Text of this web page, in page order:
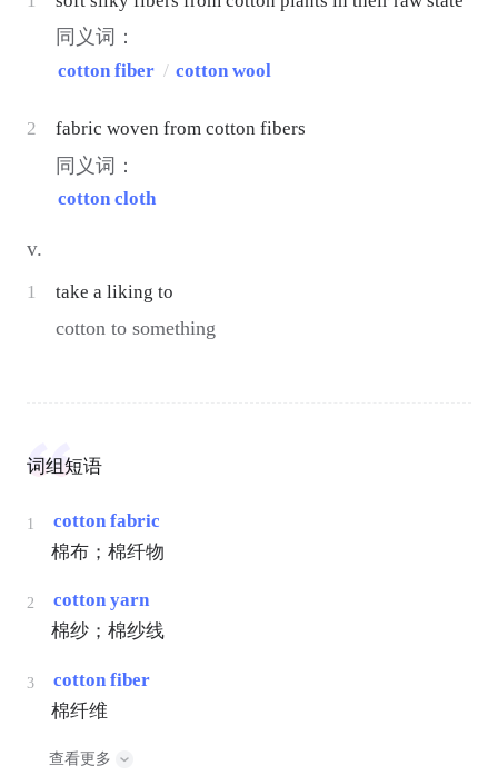
同义词：
cotton fiber / cotton wool
2 fabric woven from cotton fibers
同义词：
cotton cloth
v.
1 take a liking to
cotton to something
词组短语
1
cotton fabric
棉布；棉纤物
2
cotton yarn
棉纱；棉纱线
3
cotton fiber
棉纤维
查看更多